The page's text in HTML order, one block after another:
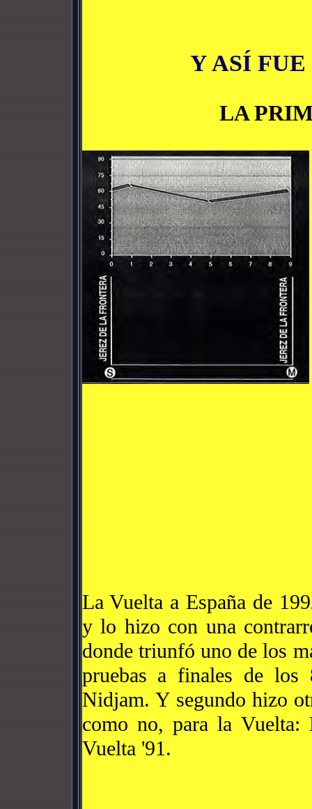
Y ASÍ
LA
La Vuelta a España de
y lo hizo con una
donde triunfó uno de los
pruebas a finales de
Nidjam. Y segundo hizo
como no, para la Vuelta:
Vuelta '91.